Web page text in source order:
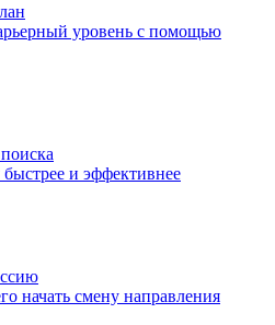
уровень с помощью
и эффективнее
начать смену направления